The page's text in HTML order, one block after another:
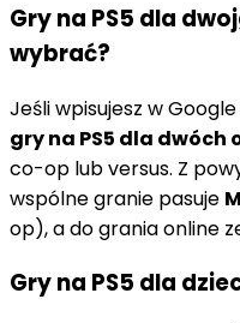
Gry na PS5 dla
wybrać?
Jeśli wpisujesz w Google
gry na PS5 dla dwóch
co-op lub versus. Z
wspólne granie pasuje
op), a do grania online
Gry na PS5 dla